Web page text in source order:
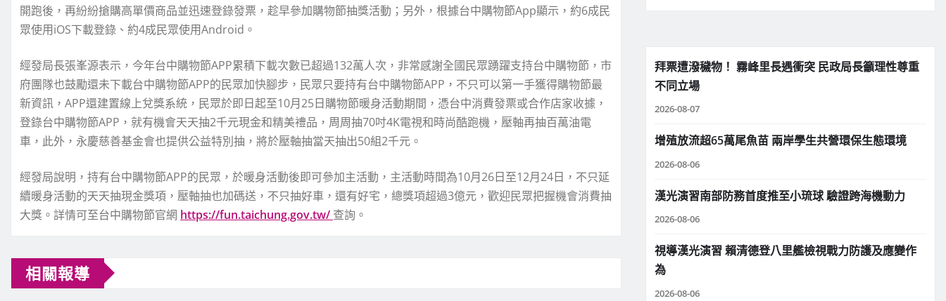
開跑後，再紛紛搶購高單價商品並迅速登錄發票，趁早參加購物節抽獎活動；另外，根據台中購物節App顯示，約6成民
眾使用iOS下載登錄、約4成民眾使用Android。
經發局長張峯源表示，今年台中購物節APP累積下載次數已超過132萬人次，非常感謝全國民眾踴躍支持台中購物節，市
府團隊也鼓勵還未下載台中購物節APP的民眾加快腳步，民眾只要持有台中購物節APP，不只可以第一手獲得購物節最
新資訊，APP還建置線上兌獎系統，民眾於即日起至10月25日購物節暖身活動期間，憑台中消費發票或合作店家收據，
登錄台中購物節APP，就有機會天天抽2千元現金和精美禮品，周周抽70吋4K電視和時尚酷跑機，壓軸再抽百萬油電
車，此外，永慶慈善基金會也提供公益特別抽，將於壓軸抽當天抽出50組2千元。
經發局說明，持有台中購物節APP的民眾，於暖身活動後即可參加主活動，主活動時間為10月26日至12月24日，不只延
續暖身活動的天天抽現金獎項，壓軸抽也加碼送，不只抽好車，還有好宅，總獎項超過3億元，歡迎民眾把握機會消費抽
大獎。詳情可至台中購物節官網 https://fun.taichung.gov.tw/ 查詢。
相關報導
拜票遭潑穢物！ 霧峰里長遇衝突 民政局長籲理性尊重
不同立場
2026-08-07
增殖放流超65萬尾魚苗 兩岸學生共營環保生態環境
2026-08-06
漢光演習南部防務首度推至小琉球 驗證跨海機動力
2026-08-06
視導漢光演習 賴清德登八里艦檢視戰力防護及應變作
為
2026-08-06